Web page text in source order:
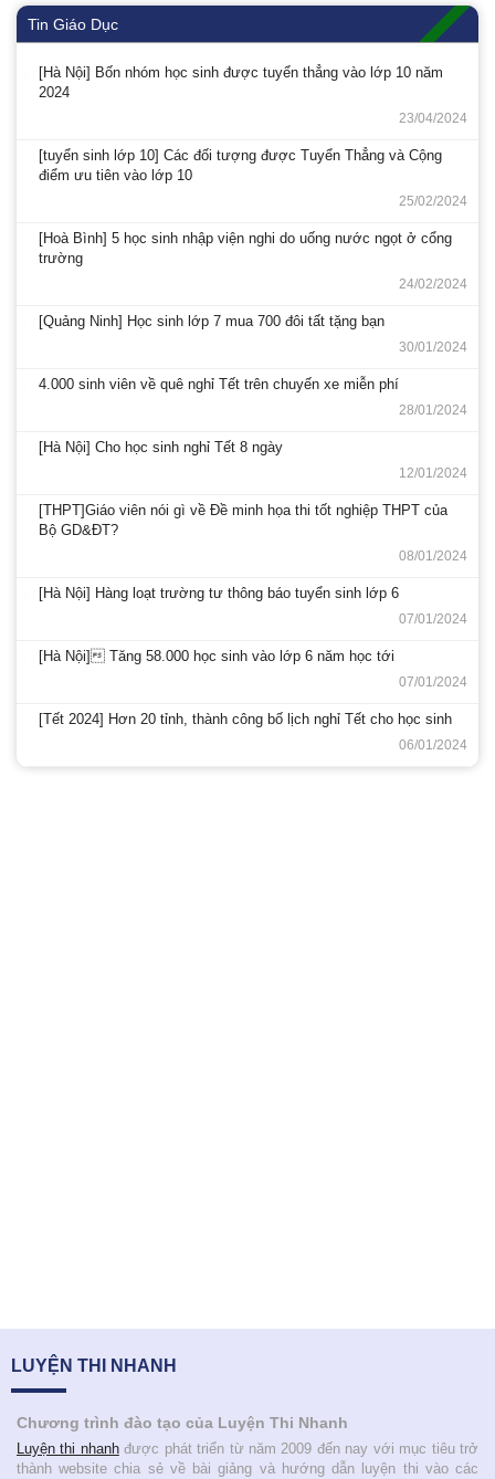
Tin Giáo Dục
[Hà Nội] Bốn nhóm học sinh được tuyển thẳng vào lớp 10 năm
2024
23/04/2024
[tuyển sinh lớp 10] Các đối tượng được Tuyển Thẳng và Cộng
điểm ưu tiên vào lớp 10
25/02/2024
[Hoà Bình] 5 học sinh nhập viện nghi do uống nước ngọt ở cổng
trường
24/02/2024
[Quảng Ninh] Học sinh lớp 7 mua 700 đôi tất tặng bạn
30/01/2024
4.000 sinh viên về quê nghỉ Tết trên chuyến xe miễn phí
28/01/2024
[Hà Nội] Cho học sinh nghỉ Tết 8 ngày
12/01/2024
[THPT]Giáo viên nói gì về Đề minh họa thi tốt nghiệp THPT của
Bộ GD&ĐT?
08/01/2024
[Hà Nội] Hàng loạt trường tư thông báo tuyển sinh lớp 6
07/01/2024
[Hà Nội] Tăng 58.000 học sinh vào lớp 6 năm học tới
07/01/2024
[Tết 2024] Hơn 20 tỉnh, thành công bố lịch nghỉ Tết cho học sinh
06/01/2024
LUYỆN THI NHANH
Chương trình đào tạo của Luyện Thi Nhanh
Luyện thi nhanhđược phát triển từ năm 2009 đến nay với mục tiêu trở
thành website chia sẻ về bài giảng và hướng dẫn luyện thi vào các